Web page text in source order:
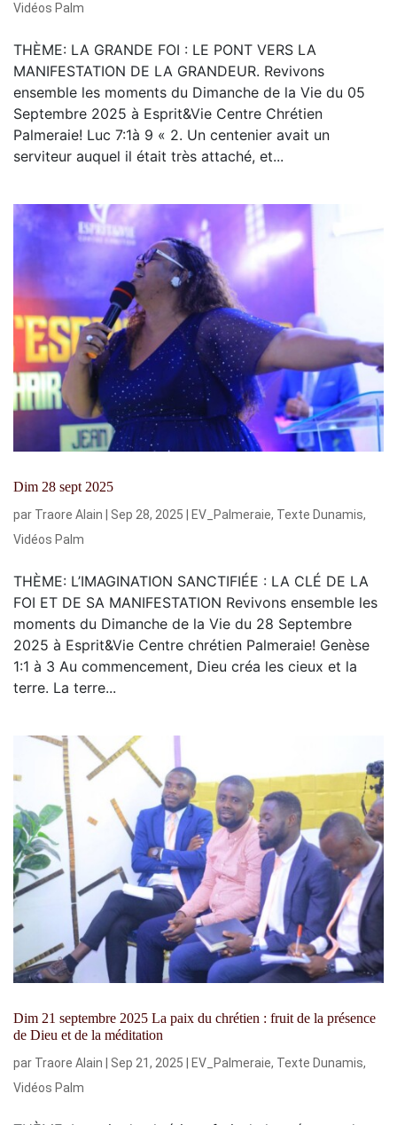
Vidéos Palm
THÈME: LA GRANDE FOI : LE PONT VERS LA
MANIFESTATION DE LA GRANDEUR. Revivons
ensemble les moments du Dimanche de la Vie du 05
Septembre 2025 à Esprit&Vie Centre Chrétien
Palmeraie! Luc 7:1à 9 « 2. Un centenier avait un
serviteur auquel il était très attaché, et...
Dim 28 sept 2025
par Traore Alain Sep 28, 2025 EV_Palmeraie, Texte Dunamis,
Vidéos Palm
THÈME: L’IMAGINATION SANCTIFIÉE : LA CLÉ DE LA
FOI ET DE SA MANIFESTATION Revivons ensemble les
moments du Dimanche de la Vie du 28 Septembre
2025 à Esprit&Vie Centre chrétien Palmeraie! Genèse
1:1 à 3 Au commencement, Dieu créa les cieux et la
terre. La terre...
Dim 21 septembre 2025 La paix du chrétien : fruit de la présence
de Dieu et de la méditation
par Traore Alain Sep 21, 2025 EV_Palmeraie, Texte Dunamis,
Vidéos Palm